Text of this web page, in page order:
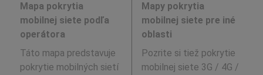
Mapa pokrytia
mobilnej siete podľa
operátora
Táto mapa predstavuje
pokrytie mobilných sietí
Mapy pokrytia
mobilnej siete pre iné
oblasti
Pozrite si tiež pokrytie
mobilnej siete 3G / 4G /